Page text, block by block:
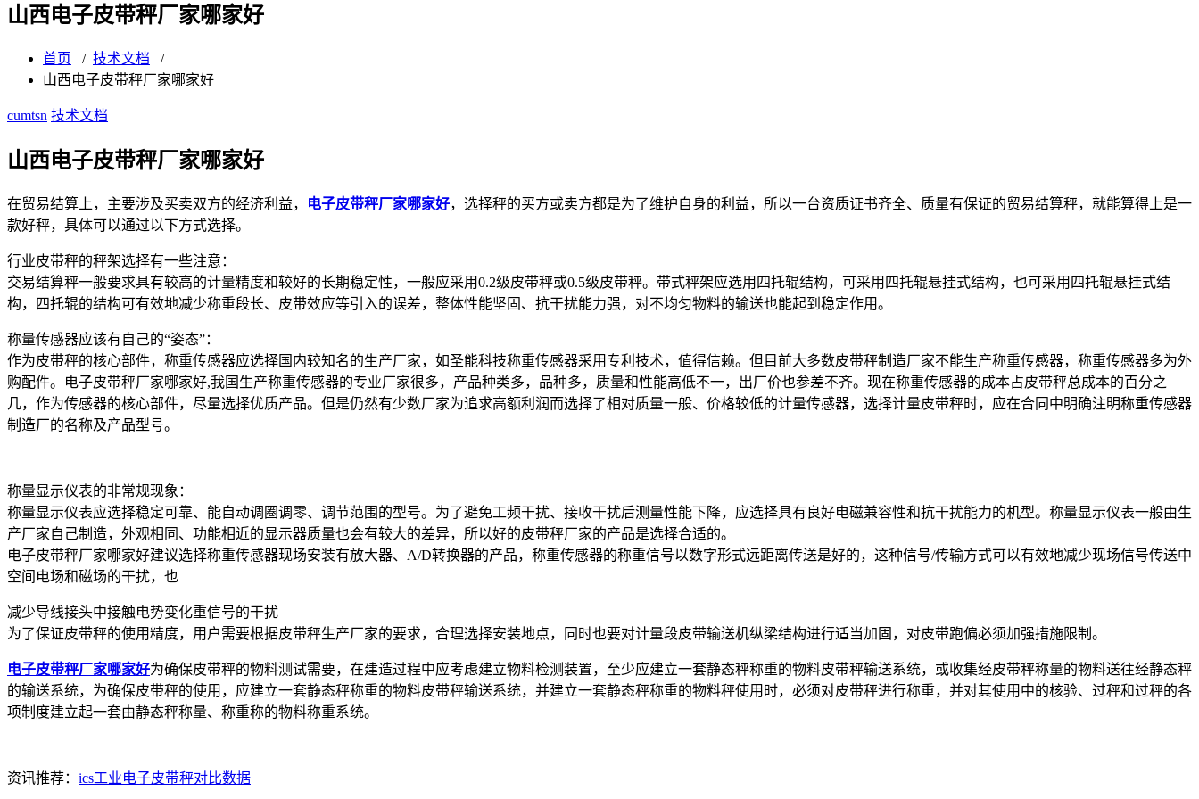
山西电子皮带秤厂家哪家好
首页 / 技术文档 /
山西电子皮带秤厂家哪家好
cumtsn 技术文档
山西电子皮带秤厂家哪家好
在贸易结算上，主要涉及买卖双方的经济利益， 电子皮带秤厂家哪家好，选择秤的买方或卖方都是为了维护自身的利益，所以一台资质证书齐全、质量有保证的贸易结算秤，就能算得上是一
款好秤，具体可以通过以下方式选择。
行业皮带秤的秤架选择有一些注意：
交易结算秤一般要求具有较高的计量精度和较好的长期稳定性，一般应采用0.2级皮带秤或0.5级皮带秤。带式秤架应选用四托辊结构，可采用四托辊悬挂式结构，也可采用四托辊悬挂式结
构，四托辊的结构可有效地减少称重段长、皮带效应等引入的误差，整体性能坚固、抗干扰能力强，对不均匀物料的输送也能起到稳定作用。
称量传感器应该有自己的“姿态”：
作为皮带秤的核心部件，称重传感器应选择国内较知名的生产厂家，如圣能科技称重传感器采用专利技术，值得信赖。但目前大多数皮带秤制造厂家不能生产称重传感器，称重传感器多为外
购配件。电子皮带秤厂家哪家好,我国生产称重传感器的专业厂家很多，产品种类多，品种多，质量和性能高低不一，出厂价也参差不齐。现在称重传感器的成本占皮带秤总成本的百分之
几，作为传感器的核心部件，尽量选择优质产品。但是仍然有少数厂家为追求高额利润而选择了相对质量一般、价格较低的计量传感器，选择计量皮带秤时，应在合同中明确注明称重传感器
制造厂的名称及产品型号。
称量显示仪表的非常规现象：
称量显示仪表应选择稳定可靠、能自动调圈调零、调节范围的型号。为了避免工频干扰、接收干扰后测量性能下降，应选择具有良好电磁兼容性和抗干扰能力的机型。称量显示仪表一般由生
产厂家自己制造，外观相同、功能相近的显示器质量也会有较大的差异，所以好的皮带秤厂家的产品是选择合适的。
电子皮带秤厂家哪家好建议选择称重传感器现场安装有放大器、A/D转换器的产品，称重传感器的称重信号以数字形式远距离传送是好的，这种信号/传输方式可以有效地减少现场信号传送中
空间电场和磁场的干扰，也
减少导线接头中接触电势变化重信号的干扰
为了保证皮带秤的使用精度，用户需要根据皮带秤生产厂家的要求，合理选择安装地点，同时也要对计量段皮带输送机纵梁结构进行适当加固，对皮带跑偏必须加强措施限制。
电子皮带秤厂家哪家好为确保皮带秤的物料测试需要，在建造过程中应考虑建立物料检测装置，至少应建立一套静态秤称重的物料皮带秤输送系统，或收集经皮带秤称量的物料送往经静态秤
的输送系统，为确保皮带秤的使用，应建立一套静态秤称重的物料皮带秤输送系统，并建立一套静态秤称重的物料秤使用时，必须对皮带秤进行称重，并对其使用中的核验、过秤和过秤的各
项制度建立起一套由静态秤称量、称重称的物料称重系统。
资讯推荐： ics工业电子皮带秤对比数据